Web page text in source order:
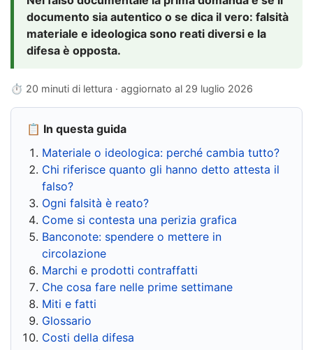
documento sia autentico o se dica il vero: falsità
materiale e ideologica sono reati diversi e la
difesa è opposta.
⏱ 20 minuti di lettura · aggiornato al 29 luglio 2026
📋 In questa guida
Materiale o ideologica: perché cambia tutto?
Chi riferisce quanto gli hanno detto attesta il
falso?
Ogni falsità è reato?
Come si contesta una perizia grafica
Banconote: spendere o mettere in
circolazione
Marchi e prodotti contraffatti
Che cosa fare nelle prime settimane
Miti e fatti
Glossario
Costi della difesa